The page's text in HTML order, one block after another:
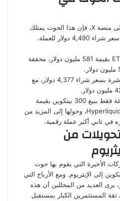
وفقًا لبيانات Lookonchain على منصة X، فإن هذا الحوت يمتلك
حاليًا 179,448 ETH بمتوسط سعر شراء 4,490 دولار للعملة.
عقود طويلة تضم 135,265 ETH بقيمة 581 مليون دولار، محققة
122,226 ETH محتفظ بها مباشرة بسعر شراء 4,377 دولار، مع
اللافت أن الحوت قام قبل ساعة فقط ببيع 300 بيتكوين بقيمة
34.8 مليون دولار على منصة Hyperliquid، وحولها إلى المزيد من
في ثاني أكبر عملة رقمية.
من
الأخيرة التي يقوم بها حوت
إلى الإيثريوم. ومع الأرباح التي
مليون دولار، يرى العديد من المحللين أن هذه
المستثمرين الكبار بمستقبل